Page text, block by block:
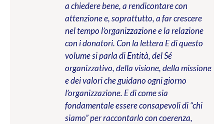
a chiedere bene, a rendicontare con
attenzione e, soprattutto, a far crescere
nel tempo l’organizzazione e la relazione
con i donatori. Con la lettera E di questo
volume si parla di Entità, del Sé
organizzativo, della visione, della missione
e dei valori che guidano ogni giorno
l’organizzazione. E di come sia
fondamentale essere consapevoli di “chi
siamo” per raccontarlo con coerenza,